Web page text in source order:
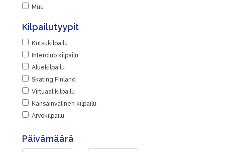
Muu
Kilpailutyypit
Kutsukilpailu
Interclub kilpailu
Aluekilpailu
Skating Finland
Virtuaalikilpailu
Kansainvälinen kilpailu
Arvokilpailu
Päivämäärä